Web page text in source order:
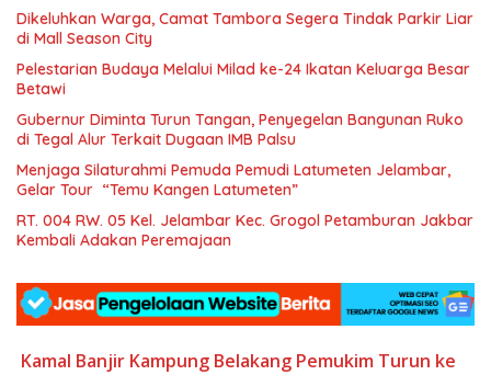
Dikeluhkan Warga, Camat Tambora Segera Tindak Parkir Liar
di Mall Season City
Pelestarian Budaya Melalui Milad ke-24 Ikatan Keluarga Besar
Betawi
Gubernur Diminta Turun Tangan, Penyegelan Bangunan Ruko
di Tegal Alur Terkait Dugaan IMB Palsu
Menjaga Silaturahmi Pemuda Pemudi Latumeten Jelambar,
Gelar Tour “Temu Kangen Latumeten”
RT. 004 RW. 05 Kel. Jelambar Kec. Grogol Petamburan Jakbar
Kembali Adakan Peremajaan
Kamal Banjir Kampung Belakang Pemukim Turun ke